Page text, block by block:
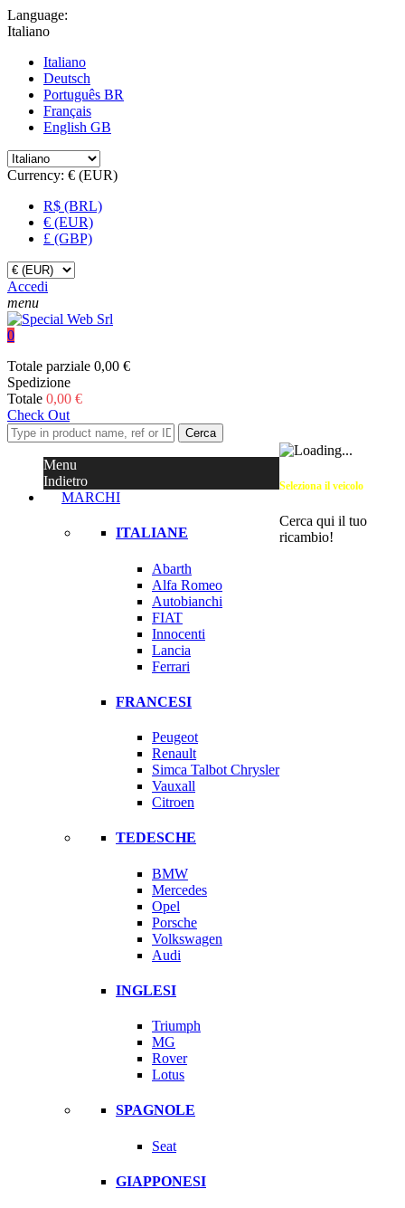
Language:
Italiano
Italiano
Deutsch
Português BR
Français
English GB
Currency: € (EUR)
R$ (BRL)
€ (EUR)
£ (GBP)
Accedi
menu
0
Totale parziale 0,00 €
Spedizione
Totale 0,00 €
Check Out
Cerca
Menu
Indietro
MARCHI
ITALIANE
Abarth
Alfa Romeo
Autobianchi
FIAT
Innocenti
Lancia
Ferrari
FRANCESI
Peugeot
Renault
Simca Talbot Chrysler
Vauxall
Citroen
TEDESCHE
BMW
Mercedes
Opel
Porsche
Volkswagen
Audi
INGLESI
Triumph
MG
Rover
Lotus
SPAGNOLE
Seat
GIAPPONESI
Seleziona il veicolo
Cerca qui il tuo
ricambio!